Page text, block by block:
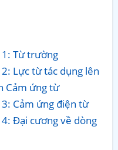
1: Từ trường
Lực từ tác dụng lên
Cảm ứng từ
Cảm ứng điện từ
Đại cương về dòng